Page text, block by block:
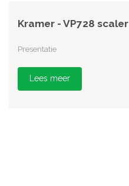
Kramer - VP728 scaler
Presentatie
Lees meer